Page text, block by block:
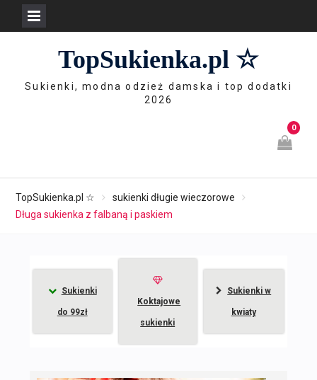
TopSukienka.pl ☆
Sukienki, modna odzież damska i top dodatki
2026
0
TopSukienka.pl ☆
sukienki długie wieczorowe
Długa sukienka z falbaną i paskiem
Sukienki
do 99zł
Koktajowe
sukienki
Sukienki w
kwiaty